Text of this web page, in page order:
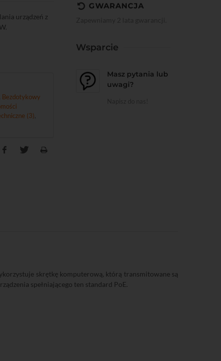
urządzeń z
Bezdotykowy
(3)
GWARANCJA
Wsparcie
Masz pytania lub
uwagi?
skrętkę komputerową, którą transmitowane są
spełniającego ten standard PoE.